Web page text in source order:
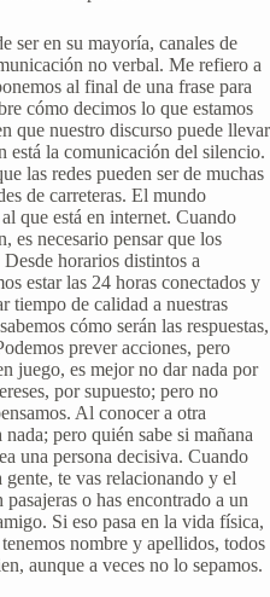
ser en su mayoría, canales de
no verbal. Me refiero a
al final de una frase para
cómo decimos lo que estamos
que nuestro discurso puede llevar
está la comunicación del silencio.
las redes pueden ser de muchas
de carreteras. El mundo
que está en internet. Cuando
es necesario pensar que los
horarios distintos a
estar las 24 horas conectados y
tiempo de calidad a nuestras
cómo serán las respuestas,
prever acciones, pero
juego, es mejor no dar nada por
por supuesto; pero no
Al conocer a otra
pero quién sabe si mañana
una persona decisiva. Cuando
te vas relacionando y el
o has encontrado a un
Si eso pasa en la vida física,
nombre y apellidos, todos
aunque a veces no lo sepamos.